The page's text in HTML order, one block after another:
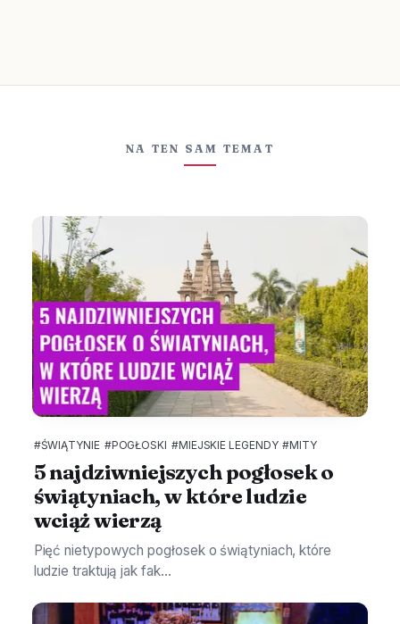
NA TEN SAM TEMAT
#ŚWIĄTYNIE #POGŁOSKI #MIEJSKIE LEGENDY #MITY
5 najdziwniejszych pogłosek o
świątyniach, w które ludzie
wciąż wierzą
Pięć nietypowych pogłosek o świątyniach, które
ludzie traktują jak fak...